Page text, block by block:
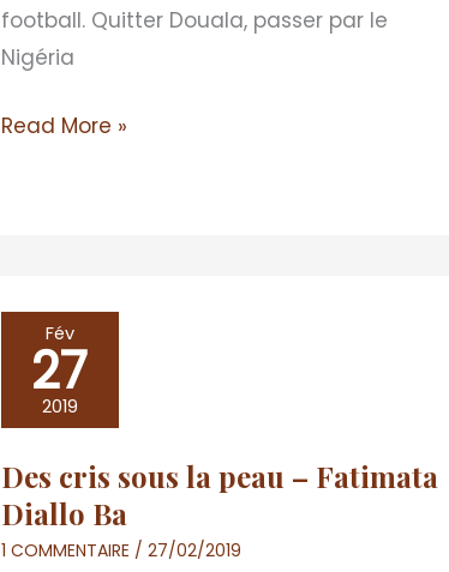
football. Quitter Douala, passer par le
Nigéria
Read More »
Fév
27
2019
Des cris sous la peau – Fatimata
Diallo Ba
1 COMMENTAIRE /27/02/2019
cris
sous
peau
–
Fatimata